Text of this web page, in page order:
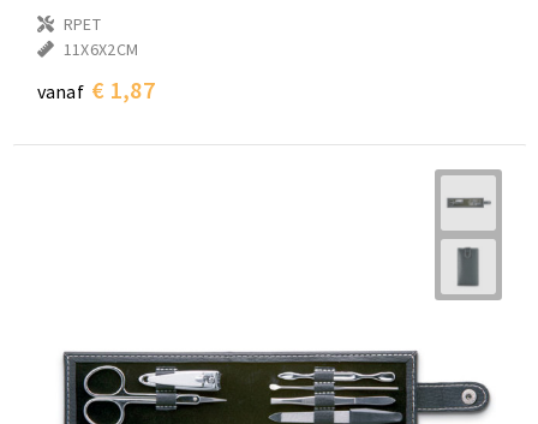
RPET
11X6X2CM
vanaf € 1,87